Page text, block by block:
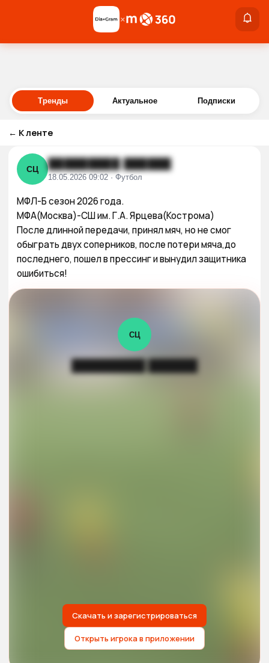
Войти
×
Тренды Актуальное Подписки
← К ленте
СЦ █████████ ██████
18.05.2026 09:02 · Футбол
МФЛ-Б сезон 2026 года.
МФА(Москва)-СШ им. Г.А. Ярцева(Кострома)
После длинной передачи, принял мяч, но не смог
обыграть двух соперников, после потери мяча,до
последнего, пошел в прессинг и вынудил защитника
ошибиться!
СЦ
█████████ ██████
Скачать и зарегистрироваться
Открыть игрока в приложении